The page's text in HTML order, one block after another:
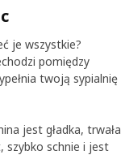
do sypialni. Od
IKEA
się nasze
je wszystkie?
pomiędzy
twoją sypialnię
jest gładka, trwała
szybko schnie i jest